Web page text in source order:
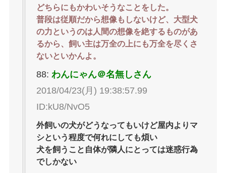
どちらにもかわいそうなことをした。
普段は従順だから想像もしないけど、大型犬
の力というのは人間の想像を絶するものがあ
るから、飼い主は万全の上にも万全を尽くさ
ないといかんよ。
88: わんにゃん＠名無しさん
2018/04/23(月) 19:38:57.99
ID:kU8/NvO5
外飼いの犬がどうなってもいけど屋内よりマ
シという程度で何れにしても煩い
犬を飼うこと自体が隣人にとっては迷惑行為
でしかない